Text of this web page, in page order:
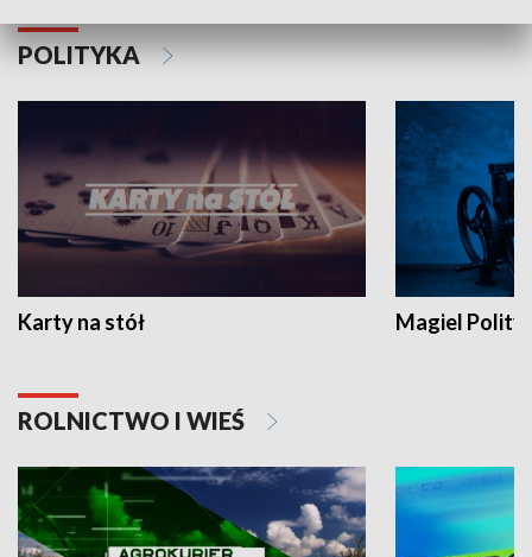
POLITYKA
Karty na stół Magiel
ROLNICTWO I WIEŚ